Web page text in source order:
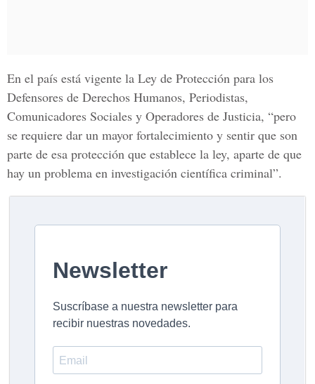
En el país está vigente la Ley de Protección para los
Defensores de Derechos Humanos, Periodistas,
Comunicadores Sociales y Operadores de Justicia, “pero
se requiere dar un mayor fortalecimiento y sentir que son
parte de esa protección que establece la ley, aparte de que
hay un problema en investigación científica criminal”.